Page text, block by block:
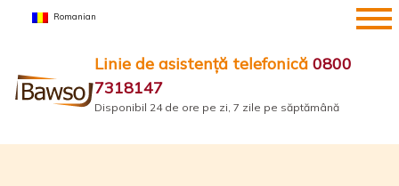
Romanian
Linie de asistență telefonică 0800
7318147
Disponibil 24 de ore pe zi, 7 zile pe săptămână